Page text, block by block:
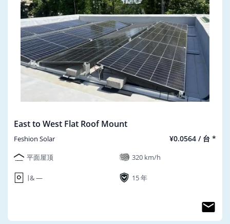
East to West Flat Roof Mount
Feshion Solar ¥0.0564 / 台 *
平面屋顶 320 km/h
∣ & ― 15 年